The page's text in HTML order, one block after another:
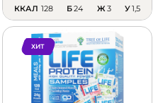
ККАЛ 128 Б24 Ж3 У1,5
ХИТ